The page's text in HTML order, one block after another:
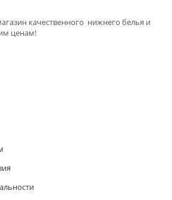
качественного нижнего белья и
ценам!